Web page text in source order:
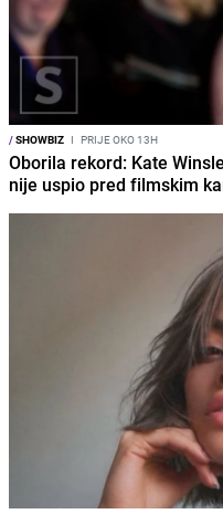
/SHOWBIZ I PRIJE OKO 13H
Oborila rekord: Kate
nije uspio pred filmskim